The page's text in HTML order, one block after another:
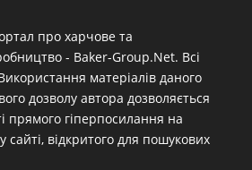
про харчове та
- Baker-Group.Net. Всі
матеріалів даного
дозволу автора дозволяється
прямого гіперпосилання на
сайті, відкритого для пошукових